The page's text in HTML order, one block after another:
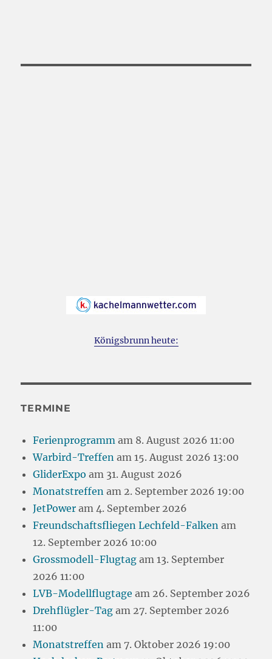
Königsbrunn heute:
TERMINE
Ferienprogramm am 8. August 2026 11:00
Warbird-Treffen am 15. August 2026 13:00
GliderExpo am 31. August 2026
Monatstreffen am 2. September 2026 19:00
JetPower am 4. September 2026
Freundschaftsfliegen Lechfeld-Falken am
12. September 2026 10:00
Grossmodell-Flugtag am 13. September
2026 11:00
LVB-Modellflugtage am 26. September 2026
Drehflügler-Tag am 27. September 2026
11:00
Monatstreffen am 7. Oktober 2026 19:00